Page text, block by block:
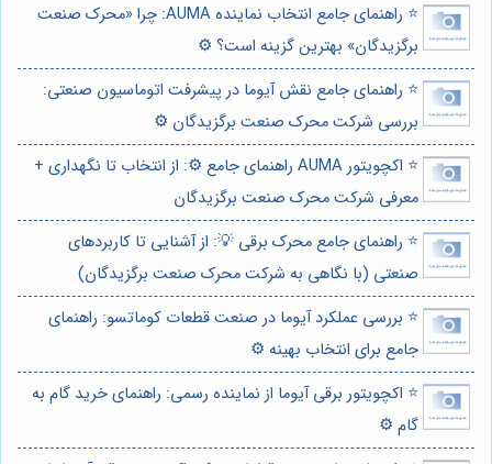
⭐️ راهنمای جامع انتخاب نماینده AUMA: چرا «محرک صنعت
برگزیدگان» بهترین گزینه است؟ ⚙️
⭐️ راهنمای جامع نقش آیوما در پیشرفت اتوماسیون صنعتی:
بررسی شرکت محرک صنعت برگزیدگان ⚙️
⭐️ اکچویتور AUMA راهنمای جامع ⚙️: از انتخاب تا نگهداری +
معرفی شرکت محرک صنعت برگزیدگان
⭐️ راهنمای جامع محرک برقی 💡: از آشنایی تا کاربردهای
صنعتی (با نگاهی به شرکت محرک صنعت برگزیدگان)
⭐️ بررسی عملکرد آیوما در صنعت قطعات کوماتسو: راهنمای
جامع برای انتخاب بهینه ⚙️
⭐️ اکچویتور برقی آیوما از نماینده رسمی: راهنمای خرید گام به
گام ⚙️